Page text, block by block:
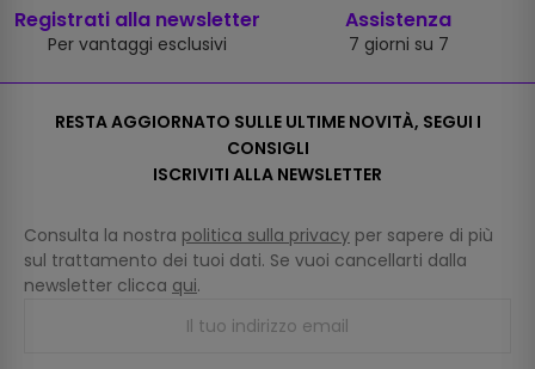
Registrati alla newsletter
Per vantaggi esclusivi
Assistenza
7 giorni su 7
RESTA AGGIORNATO SULLE ULTIME NOVITÀ, SEGUI I
CONSIGLI
ISCRIVITI ALLA NEWSLETTER
Consulta la nostra politica sulla privacy per sapere di più
sul trattamento dei tuoi dati. Se vuoi cancellarti dalla
newsletter clicca qui.